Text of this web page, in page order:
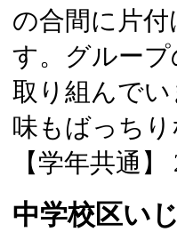
の合間に片
す。グルー
取り組んで
味もばっち
【学年共通
中学校区い